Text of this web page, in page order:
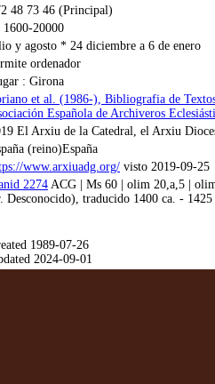
48 73 46 (Principal)
20000
y agosto * 24 diciembre a 6 de enero
ordenador
: Girona
et al. (1986-), Bibliografia de
Española de Archiveros
El Arxiu de la Catedral, el Arxiu
(reino)España
www.arxiuadg.org/ visto 2019-09-25
2274 ACG | Ms 60 | olim 20,a,5 |
Desconocido), traducido 1400 ca. - 1425
1989-07-26
2024-09-01